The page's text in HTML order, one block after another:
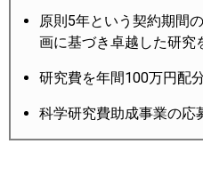
原則5年という契約期間
画に基づき卓越した研究
研究費を年間100万円配
科学研究費助成事業の応